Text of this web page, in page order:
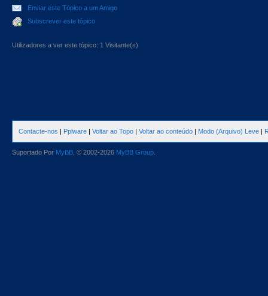
Enviar este Tópico a um Amigo
Subscrever este tópico
Utilizadores a ver este tópico: 1 Visitante(s)
Contacte-nos | Pplware | Voltar ao Topo | Voltar ao conteúdo | Modo (Arquivo) Leve |
Suportado Por MyBB , © 2002-2026 MyBB Group